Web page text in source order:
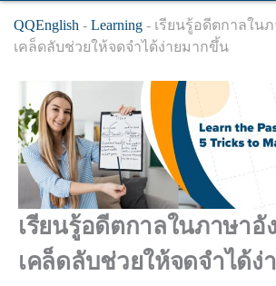
QQEnglish - Learning - เรียนรู้อดีตกาลใน
เคล็ดลับช่วยให้จดจำได้ง่ายมากขึ้น​
เรียนรู้อดีตกาลในภาษาอั
เคล็ดลับช่วยให้จดจำได้ง่